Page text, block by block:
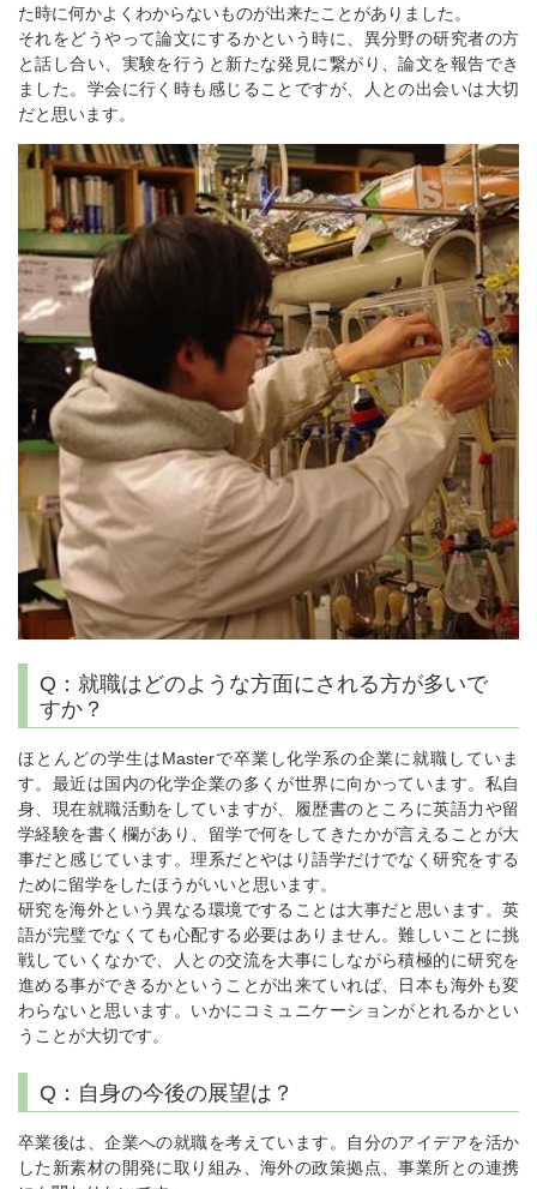
た時に何かよくわからないものが出来たことがありました。
それをどうやって論文にするかという時に、異分野の研究者の方
と話し合い、実験を行うと新たな発見に繋がり、論文を報告でき
ました。学会に行く時も感じることですが、人との出会いは大切
だと思います。
Q：就職はどのような方面にされる方が多いで
すか？
ほとんどの学生はMasterで卒業し化学系の企業に就職していま
す。最近は国内の化学企業の多くが世界に向かっています。私自
身、現在就職活動をしていますが、履歴書のところに英語力や留
学経験を書く欄があり、留学で何をしてきたかが言えることが大
事だと感じています。理系だとやはり語学だけでなく研究をする
ために留学をしたほうがいいと思います。
研究を海外という異なる環境ですることは大事だと思います。英
語が完璧でなくても心配する必要はありません。難しいことに挑
戦していくなかで、人との交流を大事にしながら積極的に研究を
進める事ができるかということが出来ていれば、日本も海外も変
わらないと思います。いかにコミュニケーションがとれるかとい
うことが大切です。
Q：自身の今後の展望は？
卒業後は、企業への就職を考えています。自分のアイデアを活か
した新素材の開発に取り組み、海外の政策拠点、事業所との連携